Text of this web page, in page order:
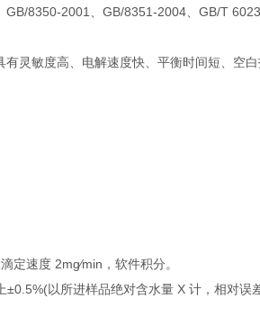
8350-2001、GB/8351-2004、GB/T
灵敏度高、电解速度快、平衡时间短、空
速度 2mg∕min，软件积分。
以所进样品绝对含水量 X 计，相对误